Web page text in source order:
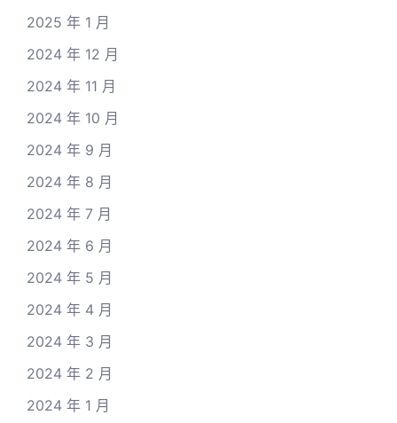
2025 年 1 月
2024 年 12 月
2024 年 11 月
2024 年 10 月
2024 年 9 月
2024 年 8 月
2024 年 7 月
2024 年 6 月
2024 年 5 月
2024 年 4 月
2024 年 3 月
2024 年 2 月
2024 年 1 月